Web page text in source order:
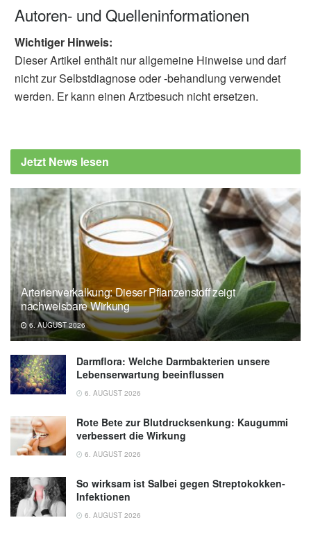
Autoren- und Quelleninformationen
Wichtiger Hinweis:
Dieser Artikel enthält nur allgemeine Hinweise und darf
nicht zur Selbstdiagnose oder -behandlung verwendet
werden. Er kann einen Arztbesuch nicht ersetzen.
Jetzt News lesen
Arterienverkalkung: Dieser Pflanzenstoff zeigt
nachweisbare Wirkung
6. AUGUST 2026
Darmflora: Welche Darmbakterien unsere
Lebenserwartung beeinflussen
6. AUGUST 2026
Rote Bete zur Blutdrucksenkung: Kaugummi
verbessert die Wirkung
6. AUGUST 2026
So wirksam ist Salbei gegen Streptokokken-
Infektionen
6. AUGUST 2026